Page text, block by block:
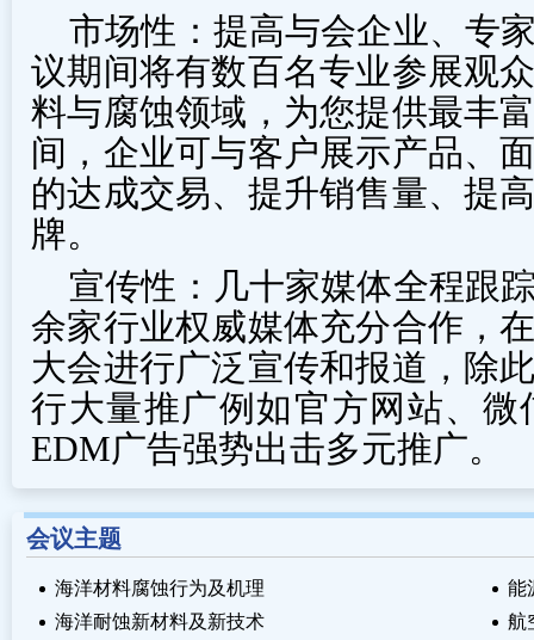
市场性：提高与会企业、专
议期间将有数百名专业参展观
料与腐蚀领域，为您提供最丰
间，企业可与客户展示产品、
的达成交易、提升销售量、提
牌。
宣传性：几十家媒体全程跟
余家行业权威媒体充分合作，
大会进行广泛宣传和报道，除
行大量推广例如官方网站、
EDM广告强势出击多元推广。
会议主题
海洋材料腐蚀行为及机理
海洋耐蚀新材料及新技术
能
航